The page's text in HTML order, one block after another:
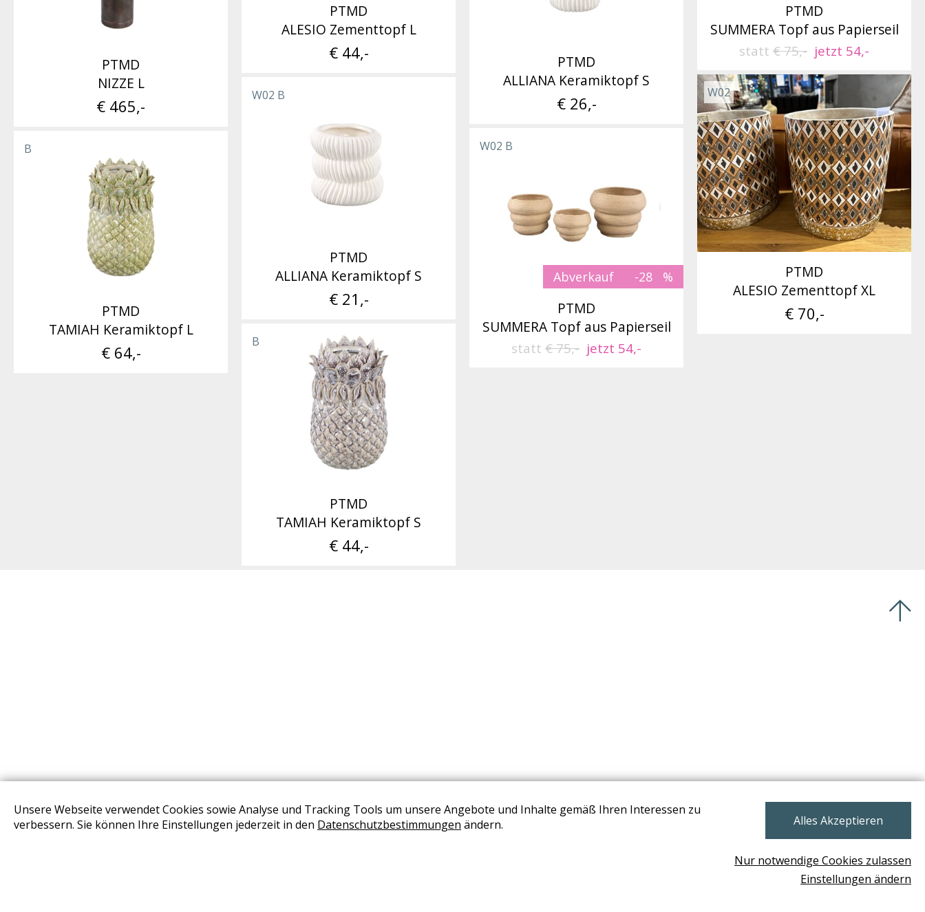
Unsere Webseite verwendet Cookies sowie Analyse und Tracking Tools um unsere Angebote und Inhalte gemäß Ihren Interessen zu
verbessern. Sie können Ihre Einstellungen jederzeit in den Datenschutzbestimmungen ändern. Alles Akzeptieren
Nur notwendige Cookies zulassen
Einstellungen ändern
PTMD
ALESIO Zementtopf L
€ 44,-
PTMD
SUMMERA Topf aus Papierseil
statt € 75,- jetzt 54,-
PTMD
ALLIANA Keramiktopf S
€ 26,-
PTMD
NIZZE L
€ 465,-
W02
PTMD
ALESIO Zementtopf XL
€ 70,-
W02 B
PTMD
ALLIANA Keramiktopf S
€ 21,-
Abverkauf -28
W02 B
PTMD
SUMMERA Topf aus Papierseil
statt € 75,- jetzt 54,-
B
PTMD
TAMIAH Keramiktopf L
€ 64,-
B
PTMD
TAMIAH Keramiktopf S
€ 44,-
STORES BERATUNG VEREINBAREN